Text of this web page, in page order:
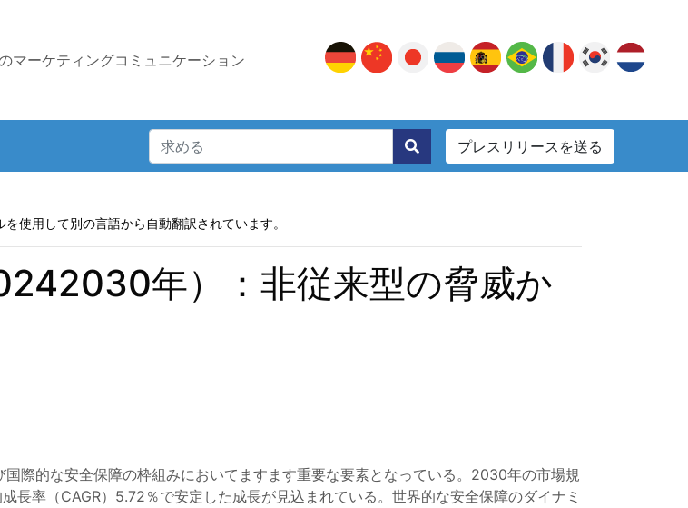
マーケティングコミュニケーション
プレスリリースを送る
使用して別の言語から自動翻訳されています。
年）：非従来型の脅威か
際的な安全保障の枠組みにおいてますます重要な要素となっている。2030年の市場規
率（CAGR）5.72％で安定した成長が見込まれている。世界的な安全保障のダイナミ